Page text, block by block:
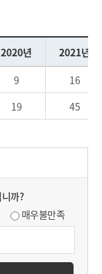
2020년
2021년
9
16
19 45
까?
매우불만족